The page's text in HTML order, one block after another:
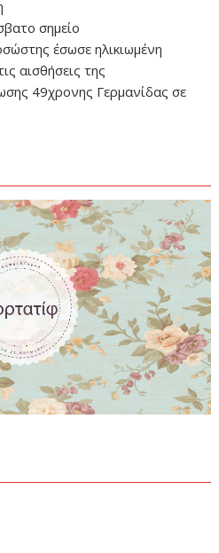
σημείο
έσωσε ηλικιωμένη
αισθήσεις της
49χρονης Γερμανίδας σε